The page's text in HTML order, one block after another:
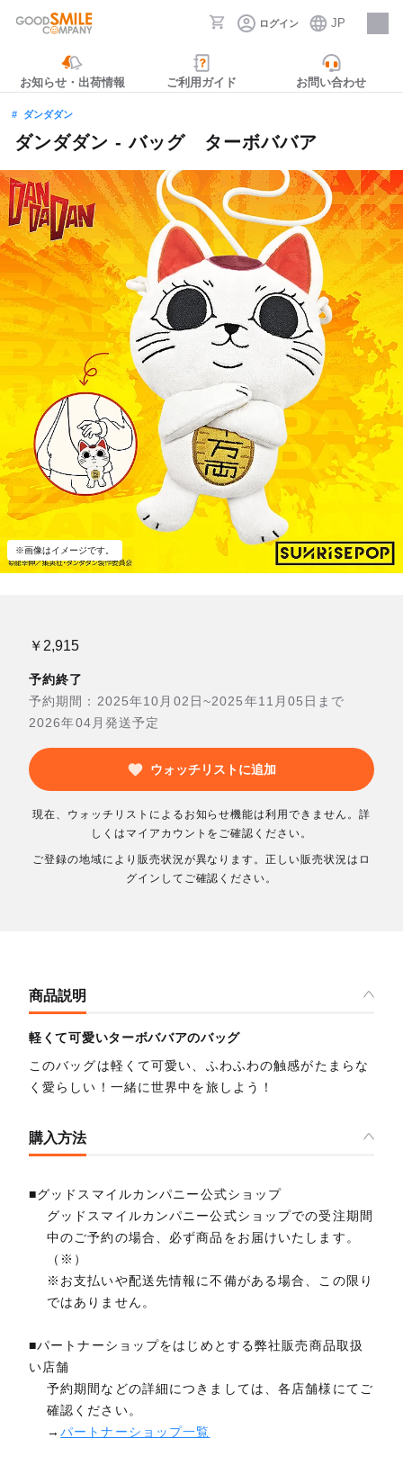
ログイン JP
採用情報
お知らせ・出荷情報 ご利用ガイド お問い合わせ
ダンダダン
ダンダダン - バッグ ターボババア
※画像はイメージです。
￥2,915
予約終了
予約期間：2025年10月02日~2025年11月05日まで
2026年04月発送予定
ウォッチリストに追加
現在、ウォッチリストによるお知らせ機能は利用できません。詳
しくはマイアカウントをご確認ください。
ご登録の地域により販売状況が異なります。正しい販売状況はロ
グインしてご確認ください。
商品説明
軽くて可愛いターボババアのバッグ
このバッグは軽くて可愛い、ふわふわの触感がたまらな
く愛らしい！一緒に世界中を旅しよう！
購入方法
■グッドスマイルカンパニー公式ショップ
グッドスマイルカンパニー公式ショップでの受注期間
中のご予約の場合、必ず商品をお届けいたします。
（※）
※お支払いや配送先情報に不備がある場合、この限り
ではありません。
■パートナーショップをはじめとする弊社販売商品取扱
い店舗
予約期間などの詳細につきましては、各店舗様にてご
確認ください。
→パートナーショップ一覧